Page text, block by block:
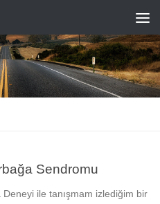
Sendromu
ile tanışmam izlediğim bir